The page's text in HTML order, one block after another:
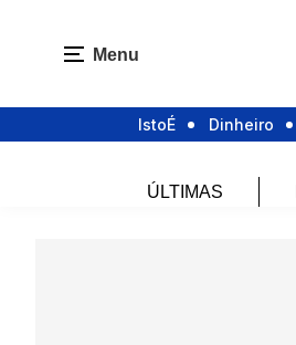
Menu
IstoÉ Dinheiro
ÚLTIMAS